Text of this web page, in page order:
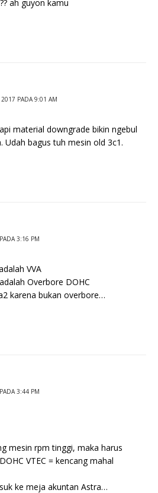
ah guyon kamu
2017 PADA 9:01 AM
material downgrade bikin ngebul
Udah bagus tuh mesin old 3c1.
3:16 PM
VVA
Overbore DOHC
karena bukan overbore…
3:44 PM
mesin rpm tinggi, maka harus
VTEC = kencang mahal
ke meja akuntan Astra…